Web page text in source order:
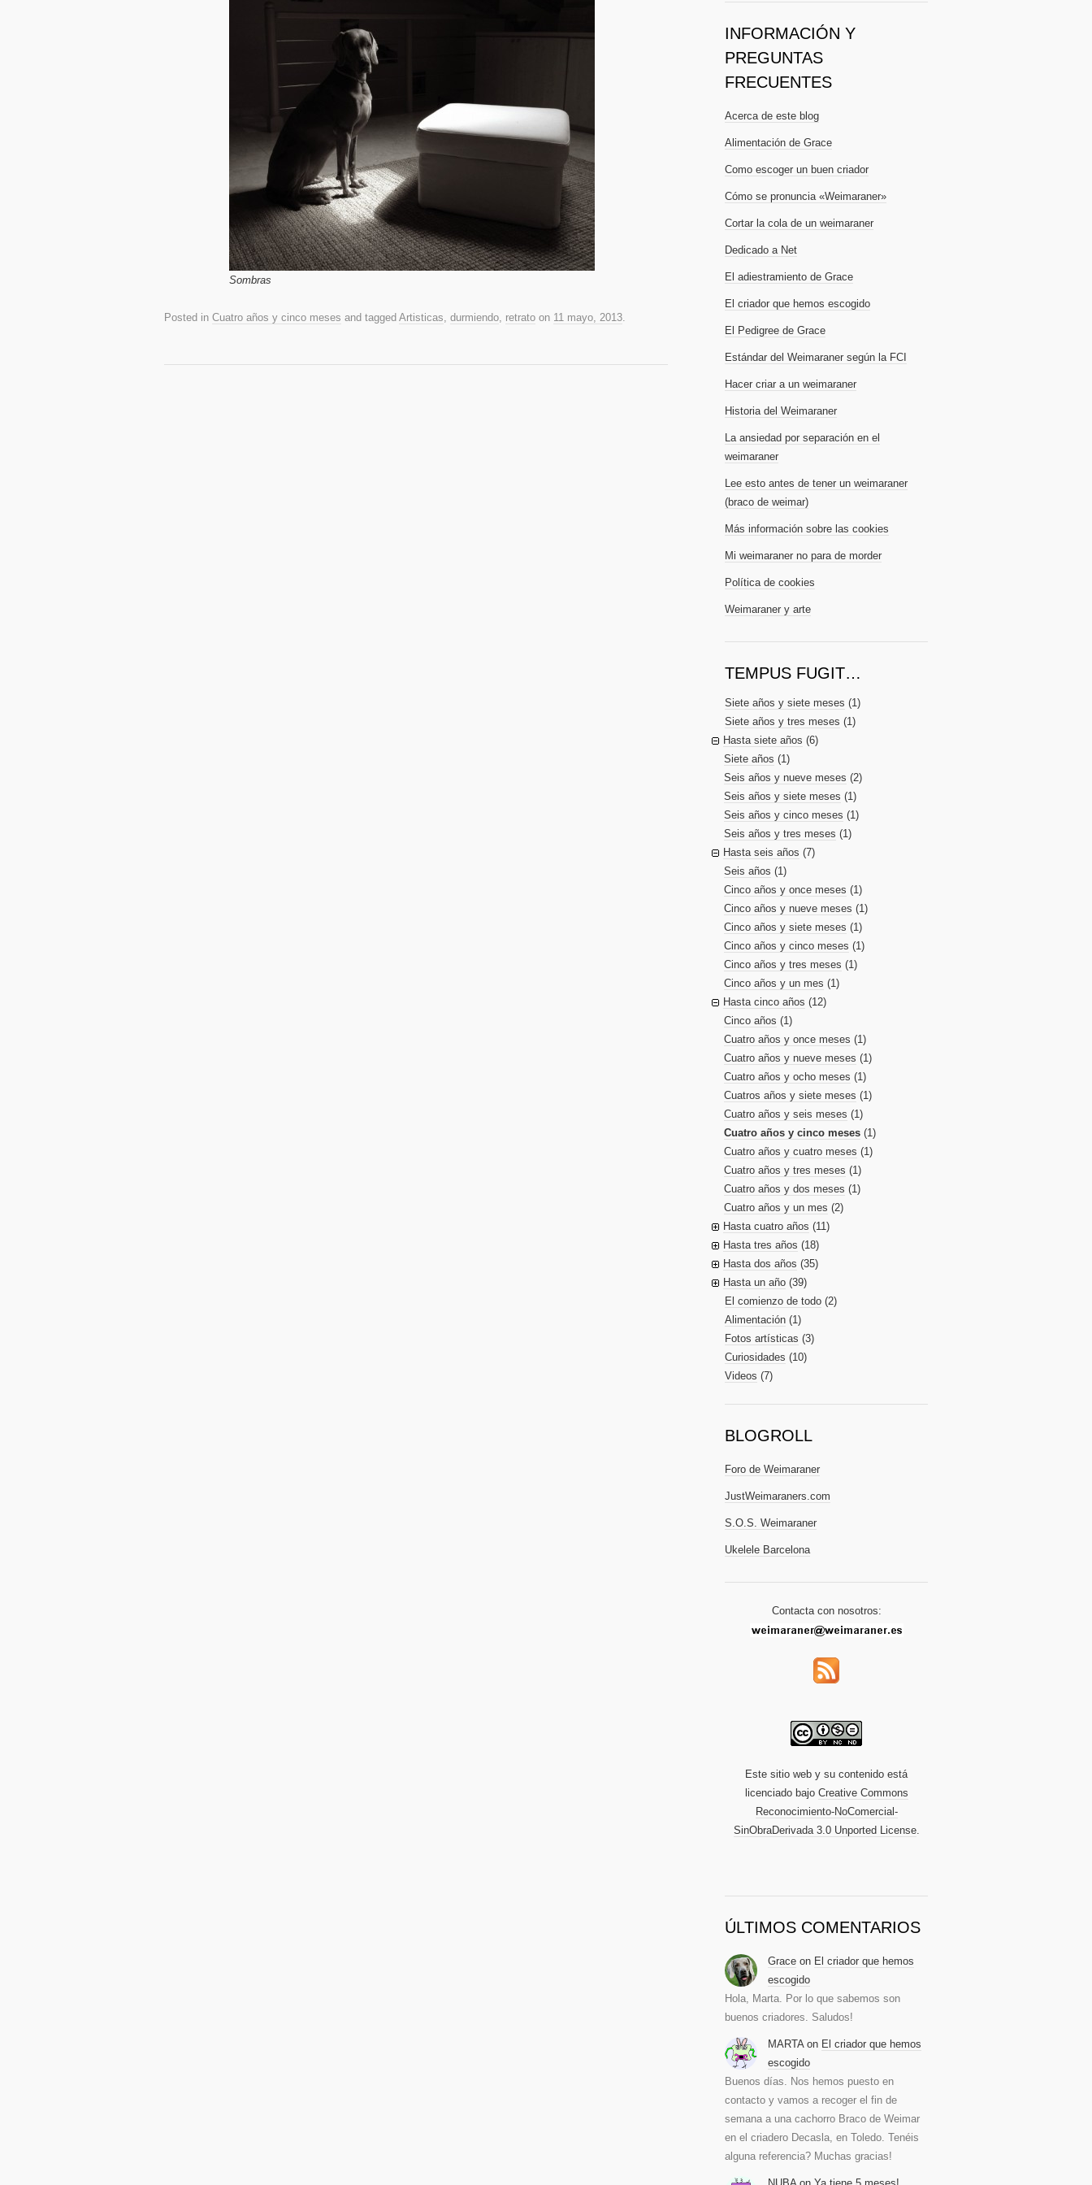
Sombras
Posted in Cuatro años y cinco meses and tagged Artisticas, durmiendo, retrato on 11 mayo, 2013.
INFORMACIÓN Y
PREGUNTAS
FRECUENTES
Acerca de este blog
Alimentación de Grace
Como escoger un buen criador
Cómo se pronuncia «Weimaraner»
Cortar la cola de un weimaraner
Dedicado a Net
El adiestramiento de Grace
El criador que hemos escogido
El Pedigree de Grace
Estándar del Weimaraner según la FCI
Hacer criar a un weimaraner
Historia del Weimaraner
La ansiedad por separación en el
weimaraner
Lee esto antes de tener un weimaraner
(braco de weimar)
Más información sobre las cookies
Mi weimaraner no para de morder
Política de cookies
Weimaraner y arte
TEMPUS FUGIT…
Siete años y siete meses (1)
Siete años y tres meses (1)
Hasta siete años (6)
Siete años (1)
Seis años y nueve meses (2)
Seis años y siete meses (1)
Seis años y cinco meses (1)
Seis años y tres meses (1)
Hasta seis años (7)
Seis años (1)
Cinco años y once meses (1)
Cinco años y nueve meses (1)
Cinco años y siete meses (1)
Cinco años y cinco meses (1)
Cinco años y tres meses (1)
Cinco años y un mes (1)
Hasta cinco años (12)
Cinco años (1)
Cuatro años y once meses (1)
Cuatro años y nueve meses (1)
Cuatro años y ocho meses (1)
Cuatros años y siete meses (1)
Cuatro años y seis meses (1)
Cuatro años y cinco meses(1)
Cuatro años y cuatro meses (1)
Cuatro años y tres meses (1)
Cuatro años y dos meses (1)
Cuatro años y un mes (2)
Hasta cuatro años (11)
Hasta tres años (18)
Hasta dos años (35)
Hasta un año (39)
El comienzo de todo (2)
Alimentación (1)
Fotos artísticas (3)
Curiosidades (10)
Videos (7)
BLOGROLL
Foro de Weimaraner
JustWeimaraners.com
S.O.S. Weimaraner
Ukelele Barcelona
Contacta con nosotros:
Este sitio web y su contenido está
licenciado bajo Creative Commons
Reconocimiento-NoComercial-
SinObraDerivada 3.0 Unported License.
ÚLTIMOS COMENTARIOS
Grace on El criador que hemos
escogido
Hola, Marta. Por lo que sabemos son
buenos criadores. Saludos!
MARTA on El criador que hemos
escogido
Buenos días. Nos hemos puesto en
contacto y vamos a recoger el fin de
semana a una cachorro Braco de Weimar
en el criadero Decasla, en Toledo. Tenéis
alguna referencia? Muchas gracias!